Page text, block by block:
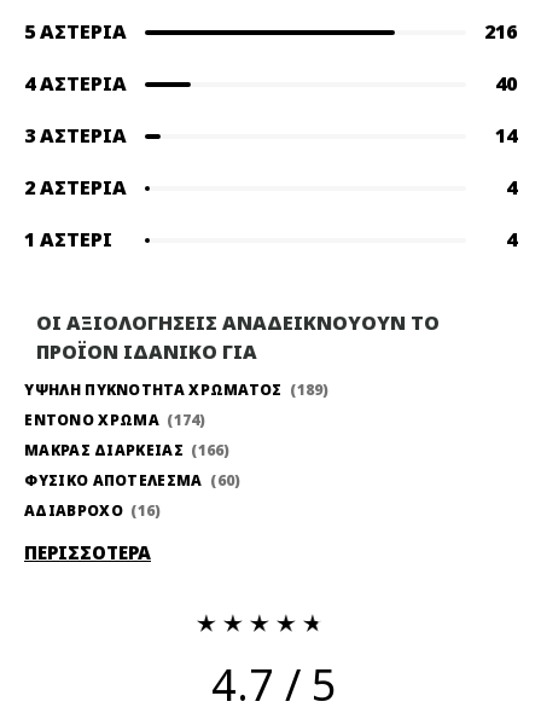
5 ΑΣΤΈΡΙΑ
216
4 ΑΣΤΈΡΙΑ
40
3 ΑΣΤΈΡΙΑ
14
2 ΑΣΤΈΡΙΑ
4
1 ΑΣΤΈΡΙ
4
ΟΙ ΑΞΙΟΛΟΓΗΣΕΙΣ ΑΝΑΔΕΙΚΝΟΥΟΥΝ ΤΟ
ΠΡΟΪΟΝ ΙΔΑΝΙΚΟ ΓΙΑ
ΥΨΗΛΗ ΠΥΚΝΟΤΗΤΑ ΧΡΩΜΑΤΟΣ
189
ΕΝΤΟΝΟ ΧΡΩΜΑ
174
ΜΑΚΡΑΣ ΔΙΑΡΚΕΙΑΣ
166
ΦΥΣΙΚΟ ΑΠΟΤΕΛΕΣΜΑ
60
ΑΔΙΑΒΡΟΧΟ
16
ΠΕΡΙΣΣΟΤΕΡΑ
4.7